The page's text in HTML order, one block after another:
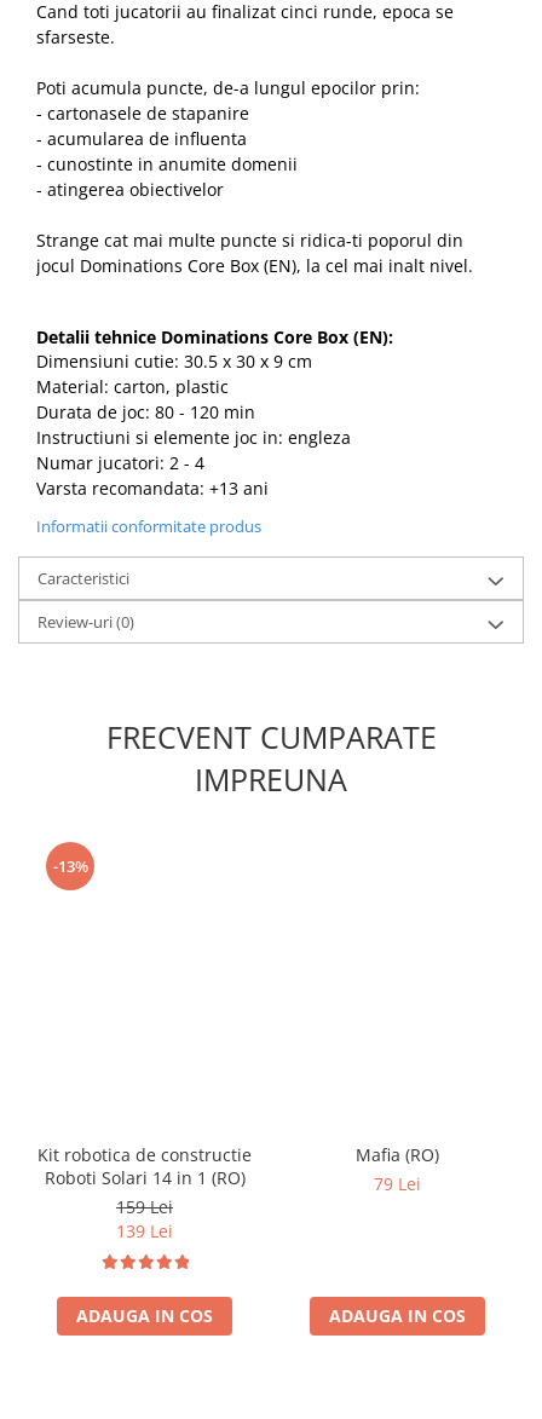
Cand toti jucatorii au finalizat cinci runde, epoca se
sfarseste.
Poti acumula puncte, de-a lungul epocilor prin:
- cartonasele de stapanire
- acumularea de influenta
- cunostinte in anumite domenii
- atingerea obiectivelor
Strange cat mai multe puncte si ridica-ti poporul din
jocul Dominations Core Box (EN), la cel mai inalt nivel.
Detalii tehnice Dominations Core Box (EN):
Dimensiuni cutie: 30.5 x 30 x 9 cm
Material: carton, plastic
Durata de joc: 80 - 120 min
Instructiuni si elemente joc in: engleza
Numar jucatori: 2 - 4
Varsta recomandata: +13 ani
Informatii conformitate produs
Caracteristici
Review-uri(0)
FRECVENT CUMPARATE
IMPREUNA
-13%
Kit robotica de constructie
Roboti Solari 14 in 1 (RO)
159 Lei
139 Lei
ADAUGA IN COS
Mafia (RO)
79 Lei
ADAUGA IN COS